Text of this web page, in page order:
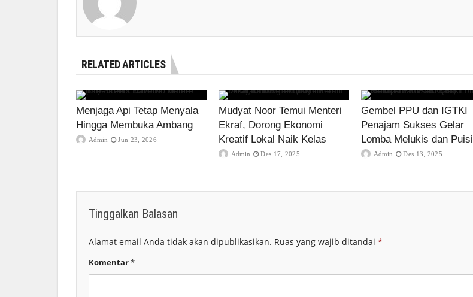
RELATED ARTICLES
Menjaga Api Tetap Menyala
Hingga Membuka Ambang
Admin Jun 23, 2026
Mudyat Noor Temui Menteri
Ekraf, Dorong Ekonomi
Kreatif Lokal Naik Kelas
Admin Des 17, 2025
Gembel PPU dan IGTKI
Penajam Sukses Gelar
Lomba Melukis dan Puisi
Admin Des 13, 2025
Tinggalkan Balasan
Alamat email Anda tidak akan dipublikasikan. Ruas yang wajib ditandai *
Komentar*